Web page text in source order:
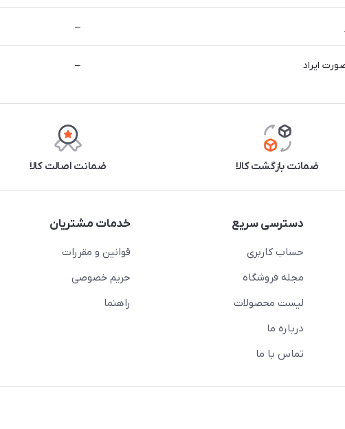
–
–
ضمانت بازگشت کالا ضمانت اصالت کالا
دسترسی سریع
حساب کاربری
مجله فروشگاه
لیست محصولات
درباره ما
تماس با ما
خدمات مشتریان
قوانین و مقررات
حریم خصوصی
راهنما